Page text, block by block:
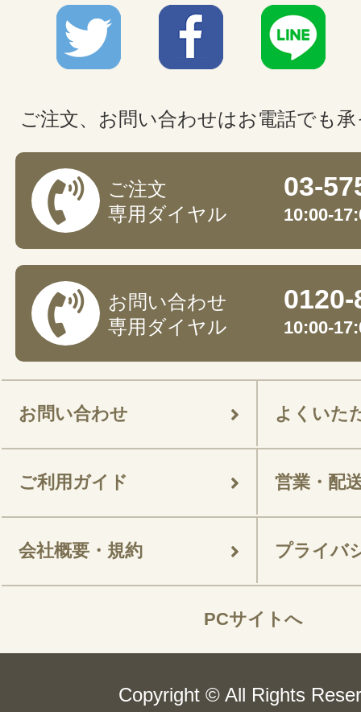
ご注文、お問い合わせはお電話でも
ご注文
専用ダイヤル
03-
10:00-
お問い合わせ
専用ダイヤル
10:00-
お問い合わせ よくいた
ご利用ガイド 営業・配
会社概要・規約 プライバ
PCサイトへ
Copyright © All Rights